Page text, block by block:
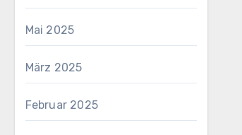
Mai 2025
März 2025
Februar 2025